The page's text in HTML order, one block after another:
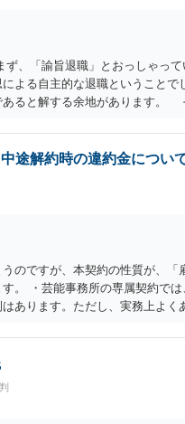
、「諭旨退職」とおっしゃっ
による自主的な退職ということ
あると解する余地があります。
勤務先に与えた影響などを具体
休業法関係の問題もあるかもし
途解約時の違約金につい
のですが、本契約の性質が、「
。 ・芸能事務所の専属契約で
あります。ただし、実務上よ
約に近い実態なら労基法16条
大なら無効や減額が争点になり
」に限定する、などが典型です
ると思われます。 争点は、契